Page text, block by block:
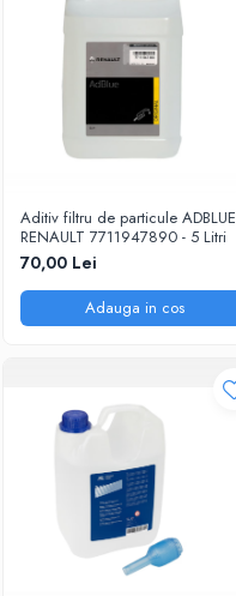
Aditiv filtru de particule ADBLUE
RENAULT 7711947890 - 5 Litri
70,00 Lei
Adauga in cos